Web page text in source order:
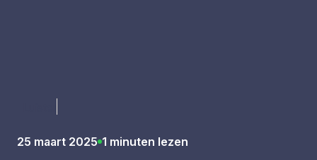
25 maart 2025 1 minuten lezen